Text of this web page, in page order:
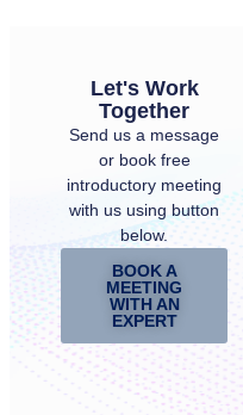
Let's Work
Together
Send us a message
or book free
introductory meeting
with us using button
below.
BOOK A
MEETING
WITH AN
EXPERT